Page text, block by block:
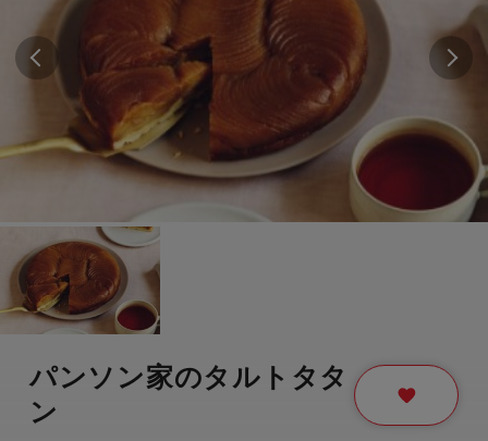
パンソン家のタルトタタ
ン